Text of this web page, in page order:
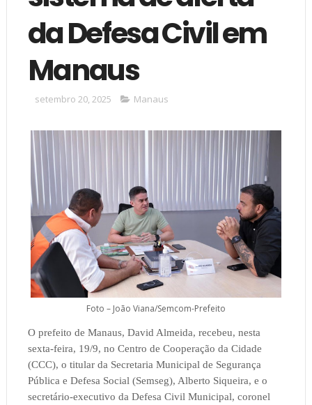
da Defesa Civil em
Manaus
setembro 20, 2025 Manaus
Foto – João Viana/Semcom-Prefeito
O prefeito de Manaus, David Almeida, recebeu, nesta
sexta-feira, 19/9, no Centro de Cooperação da Cidade
(CCC), o titular da Secretaria Municipal de Segurança
Pública e Defesa Social (Semseg), Alberto Siqueira, e o
secretário-executivo da Defesa Civil Municipal, coronel